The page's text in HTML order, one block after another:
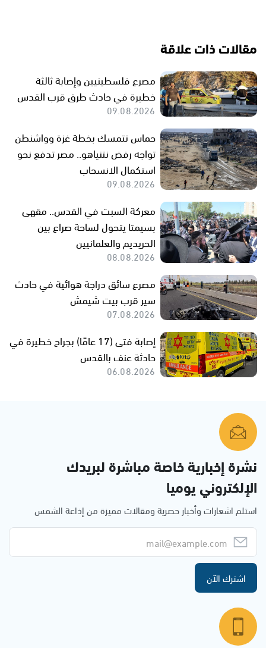
مقالات ذات علاقة
مصرع فلسطينيين وإصابة ثالثة
خطيرة في حادث طرق قرب القدس
09.08.2026
حماس تتمسك بخطة غزة وواشنطن
تواجه رفض نتنياهو.. مصر تدفع نحو
استكمال الانسحاب
09.08.2026
معركة السبت في القدس.. مقهى
بسيمتا يتحول لساحة صراع بين
الحريديم والعلمانيين
08.08.2026
مصرع سائق دراجة هوائية في حادث
سير قرب بيت شيمش
07.08.2026
إصابة فتى (17 عامًا) بجراح خطيرة في
حادثة عنف بالقدس
06.08.2026
نشرة إخبارية خاصة مباشرة لبريدك
الإلكتروني يوميا
استلم اشعارات وأخبار حصرية ومقالات مميزة من إذاعة الشمس
اشترك الآن